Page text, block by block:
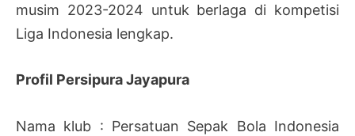
musim 2023-2024 untuk berlaga di kompetisi
Liga Indonesia lengkap.
Profil Persipura Jayapura
Nama klub : Persatuan Sepak Bola Indonesia